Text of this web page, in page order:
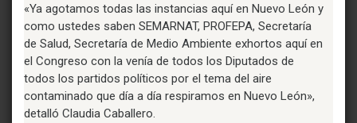
«Ya agotamos todas las instancias aquí en Nuevo León y
como ustedes saben SEMARNAT, PROFEPA, Secretaría
de Salud, Secretaría de Medio Ambiente exhortos aquí en
el Congreso con la venía de todos los Diputados de
todos los partidos políticos por el tema del aire
contaminado que día a día respiramos en Nuevo León»,
detalló Claudia Caballero.